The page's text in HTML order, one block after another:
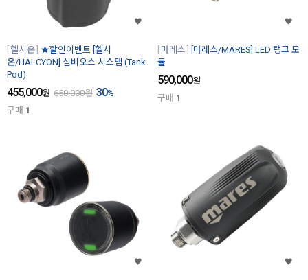
헬시온 ★할인이벤트 [헬시
온/HALCYON] 심비오스 시스템 (Tank
Pod)
455,000원 650,000원 30%
구매 1
마레스
[마레스/MARES] LED 탱크 모
듈
590,000원
구매 1